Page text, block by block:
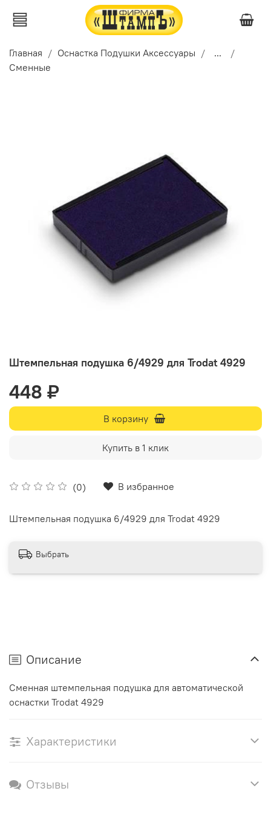
Главная Оснастка Подушки Аксессуары
...
Сменные
Штемпельная подушка 6/4929 для Trodat 4929
(0) В избранное
448 ₽
В корзину
Купить в 1 клик
Штемпельная подушка 6/4929 для Trodat 4929
Выбрать
Описание
Сменная штемпельная подушка для автоматической
оснастки Trodat 4929
Характеристики
Отзывы